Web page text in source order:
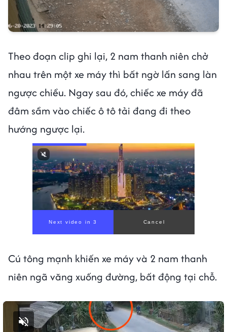
Theo đoạn clip ghi lại, 2 nam thanh niên chở
nhau trên một xe máy thì bất ngờ lấn sang làn
ngược chiều. Ngay sau đó, chiếc xe máy đã
đâm sầm vào chiếc ô tô tải đang đi theo
hướng ngược lại.
Cú tông mạnh khiến xe máy và 2 nam thanh
niên ngã văng xuống đường, bất động tại chỗ.
Bật tiếng